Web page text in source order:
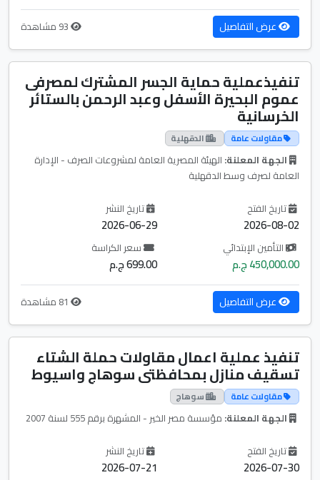
عرض التفاصيل
تنفيذعملية حماية الجسر المشترك لمصرفى
عموم البحيرة الأسفل وعبد الرحمن بالستائر
الخرسانية
مقاولات عامة الدقهلية
الجهة المعلنة: الهيئة المصرية العامة لمشروعات الصرف - الإدارة
العامة لصرف وسط الدقهلية
تاريخ الفتح
2026-08-02
تاريخ النشر
2026-06-29
التأمين الإبتدائي
450,000.00 ج.م
سعر الكراسة
699.00 ج.م
عرض التفاصيل
تنفيذ عملية اعمال مقاولات حملة الشتاء
تسقيف منازل بمحافظتى سوهاج واسيوط
مقاولات عامة سوهاج
الجهة المعلنة: مؤسسة مصر الخير - المشهرة برقم 555 لسنة 2007
تاريخ الفتح
2026-07-30
تاريخ النشر
2026-07-21